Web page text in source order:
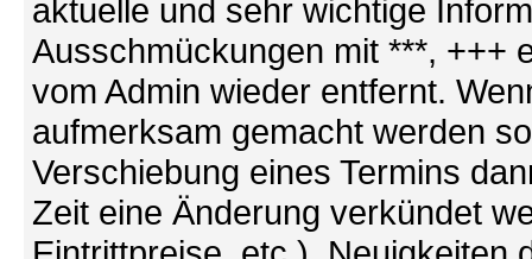
aktuelle und sehr wichtige
Ausschmückungen mit ***, +++
vom Admin wieder entfernt.
aufmerksam gemacht werden
Verschiebung eines Termins
Zeit eine Änderung verkündet